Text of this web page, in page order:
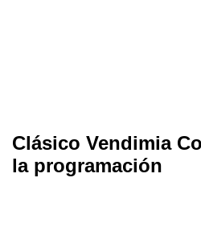
Clásico Vendimia
la programación